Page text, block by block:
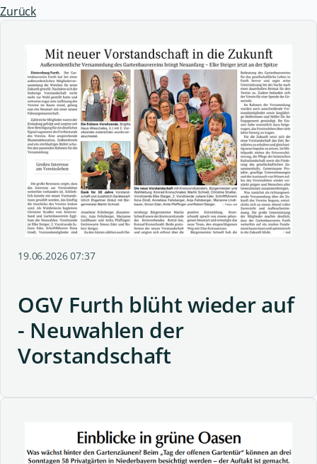
Zurück
19.06.2026 07:37
OGV Furth blüht wieder auf
- Neuwahlen der
Vorstandschaft